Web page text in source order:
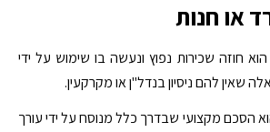
או חנות
חוזה שכירות נפוץ ונעשה בו שימוש על ידי
שאין להם ניסיון בנדל"ן או מקרקעין.
הסכם מקצועי שבדרך כלל מנוסח על ידי עורך